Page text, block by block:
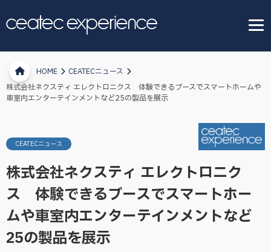
HOME
CEATECニュース
株式会社ネクスティ エレクトロニクス 体験できるブースでスマートホームや
車室内エンターテインメントなど25の製品を展示
CEATECニュース
株式会社ネクスティ エレクトロニク
ス 体験できるブースでスマートホー
ムや車室内エンターテインメントなど
25の製品を展示